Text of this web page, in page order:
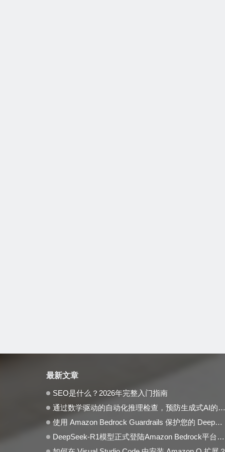
最新文章
SEO是什么？2026年完整入门指南
通过数学驱动的自动化推理检查，预防生成式AI的事实性错误与幻觉问题
使用 Amazon Bedrock Guardrails 保护您的 DeepSeek 模型部署
DeepSeek-R1模型正式登陆Amazon Bedrock平台，开启全托管无服务器新纪元